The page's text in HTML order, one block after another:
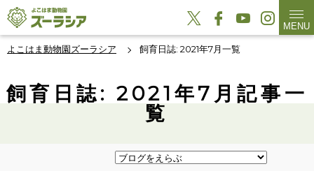
MENU
よこはま動物園ズーラシア 飼育日誌: 2021年7月一覧
飼育日誌: 2021年7月記事一
覧